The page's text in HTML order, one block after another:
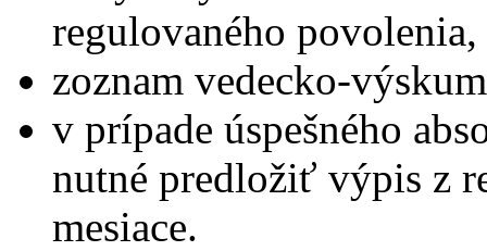
regulovaného povolenia,
zoznam vedecko-
v prípade úspešného
nutné predložiť výpis z
mesiace.